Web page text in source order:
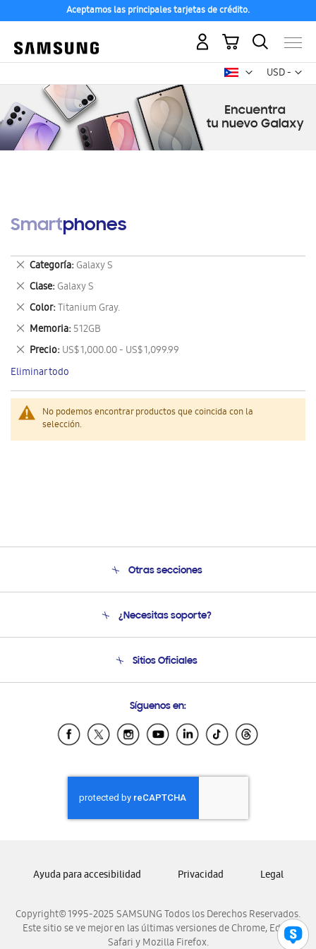
Aceptamos las principales tarjetas de crédito.
USD -
dólar
Mi carrito
Smartphones
No podemos encontrar productos que coincida con la
selección.
Categoría Galaxy S
Eliminar
este
artículo
Clase Galaxy S
Eliminar
este
artículo
Color Titanium Gray.
Eliminar
este
artículo
Memoria 512GB
Eliminar
este
artículo
Precio US$ 1,000.00 - US$ 1,099.99
Eliminar
este
artículo
Eliminar todo
Otras secciones
Soporte
Condiciones de Compra
¿Necesitas soporte?
Soporte vía eMail
Sitios Oficiales
Samsung Ecuador
Samsung El Salvador
Samsung Honduras
Samsung Nicaragua
Samsung Panamá
Samsung Venezuela
Síguenos en:
Copyright© 1995-2025 SAMSUNG Todos los Derechos Reservados.
Este sitio se ve mejor en las últimas versiones de Chrome, Edge,
Safari y Mozilla Firefox.
Ayuda para accesibilidad Privacidad Legal